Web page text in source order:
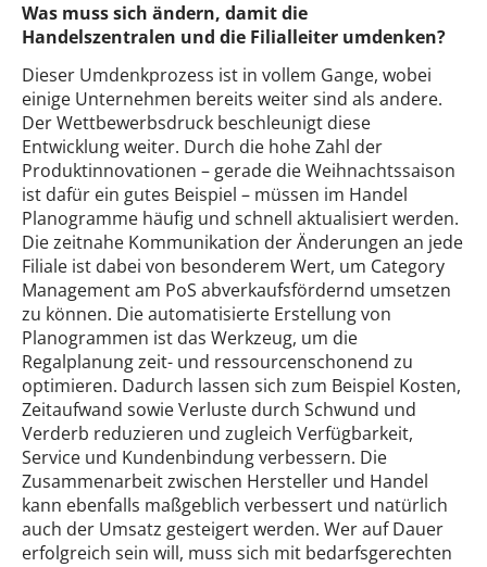
Was muss sich ändern, damit die
Handelszentralen und die Filialleiter umdenken?
Dieser Umdenkprozess ist in vollem Gange, wobei
einige Unternehmen bereits weiter sind als andere.
Der Wettbewerbsdruck beschleunigt diese
Entwicklung weiter. Durch die hohe Zahl der
Produktinnovationen – gerade die Weihnachtssaison
ist dafür ein gutes Beispiel – müssen im Handel
Planogramme häufig und schnell aktualisiert werden.
Die zeitnahe Kommunikation der Änderungen an jede
Filiale ist dabei von besonderem Wert, um Category
Management am PoS abverkaufsfördernd umsetzen
zu können. Die automatisierte Erstellung von
Planogrammen ist das Werkzeug, um die
Regalplanung zeit- und ressourcenschonend zu
optimieren. Dadurch lassen sich zum Beispiel Kosten,
Zeitaufwand sowie Verluste durch Schwund und
Verderb reduzieren und zugleich Verfügbarkeit,
Service und Kundenbindung verbessern. Die
Zusammenarbeit zwischen Hersteller und Handel
kann ebenfalls maßgeblich verbessert und natürlich
auch der Umsatz gesteigert werden. Wer auf Dauer
erfolgreich sein will, muss sich mit bedarfsgerechten